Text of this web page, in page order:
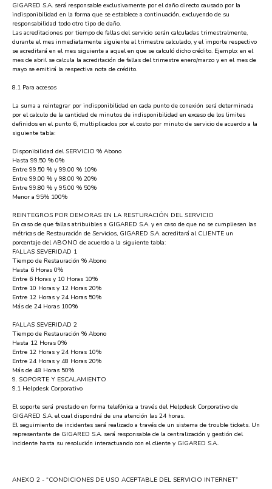
GIGARED S.A. será responsable exclusivamente por el daño directo causado por la
indisponibilidad en la forma que se establece a continuación, excluyendo de su
responsabilidad todo otro tipo de daño.
Las acreditaciones por tiempo de fallas del servicio serán calculadas trimestralmente,
durante el mes inmediatamente siguiente al trimestre calculado, y el importe respectivo
se acreditará en el mes siguiente a aquel en que se calculó dicho crédito. Ejemplo: en el
mes de abril se calcula la acreditación de fallas del trimestre enero/marzo y en el mes de
mayo se emitirá la respectiva nota de crédito.
8.1 Para accesos
La suma a reintegrar por indisponibilidad en cada punto de conexión será determinada
por el calculo de la cantidad de minutos de indisponibilidad en exceso de los limites
definidos en el punto 6, multiplicados por el costo por minuto de servicio de acuerdo a la
siguiente tabla:
Disponibilidad del SERVICIO % Abono
Hasta 99.50 % 0%
Entre 99.50 % y 99.00 % 10%
Entre 99.00 % y 98.00 % 20%
Entre 99.80 % y 95.00 % 50%
Menor a 95% 100%
REINTEGROS POR DEMORAS EN LA RESTURACIÓN DEL SERVICIO
En caso de que fallas atribuibles a GIGARED S.A. y en caso de que no se cumpliesen las
métricas de Restauración de Servicios, GIGARED S.A. acreditará al CLIENTE un
porcentaje del ABONO de acuerdo a la siguiente tabla:
FALLAS SEVERIDAD 1
Tiempo de Restauración % Abono
Hasta 6 Horas 0%
Entre 6 Horas y 10 Horas 10%
Entre 10 Horas y 12 Horas 20%
Entre 12 Horas y 24 Horas 50%
Más de 24 Horas 100%
FALLAS SEVERIDAD 2
Tiempo de Restauración % Abono
Hasta 12 Horas 0%
Entre 12 Horas y 24 Horas 10%
Entre 24 Horas y 48 Horas 20%
Más de 48 Horas 50%
9. SOPORTE Y ESCALAMIENTO
9.1 Helpdesk Corporativo
El soporte será prestado en forma telefónica a través del Helpdesk Corporativo de
GIGARED S.A. el cual dispondrá de una atención las 24 horas.
El seguimiento de incidentes será realizado a través de un sistema de trouble tickets. Un
representante de GIGARED S.A. será responsable de la centralización y gestión del
incidente hasta su resolución interactuando con el cliente y GIGARED S.A..
ANEXO 2 - “CONDICIONES DE USO ACEPTABLE DEL SERVICIO INTERNET”